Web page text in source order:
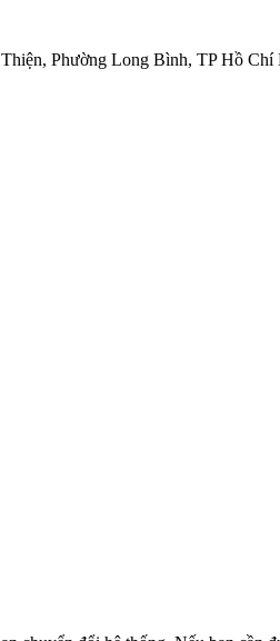
Phường Long Bình, TP Hồ